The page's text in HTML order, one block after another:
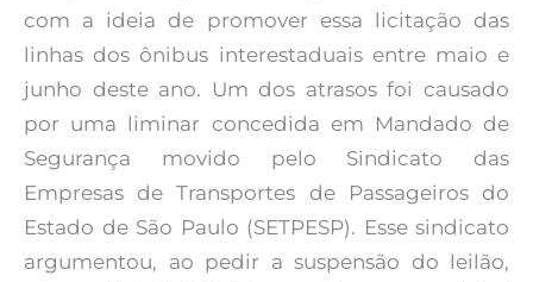
com a ideia de promover essa licitação das
linhas dos ônibus interestaduais entre maio e
junho deste ano. Um dos atrasos foi causado
por uma liminar concedida em Mandado de
Segurança movido pelo Sindicato das
Empresas de Transportes de Passageiros do
Estado de São Paulo (SETPESP). Esse sindicato
argumentou, ao pedir a suspensão do leilão,